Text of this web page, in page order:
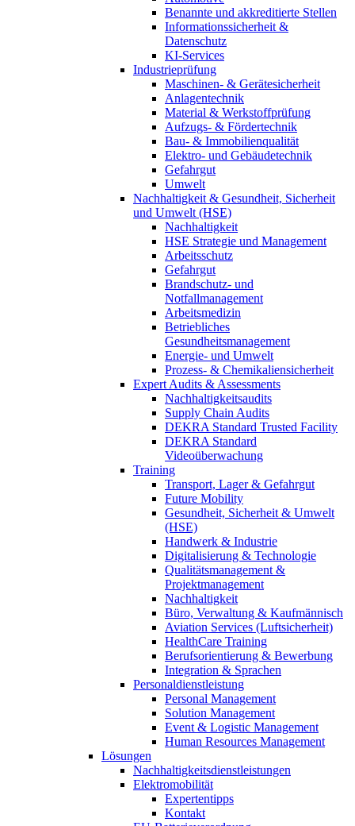
Benannte und akkreditierte Stellen
Informationssicherheit &
Datenschutz
KI-Services
Industrieprüfung
Maschinen- & Gerätesicherheit
Anlagentechnik
Material & Werkstoffprüfung
Aufzugs- & Fördertechnik
Bau- & Immobilienqualität
Elektro- und Gebäudetechnik
Gefahrgut
Umwelt
Nachhaltigkeit & Gesundheit, Sicherheit
und Umwelt (HSE)
Nachhaltigkeit
HSE Strategie und Management
Arbeitsschutz
Gefahrgut
Brandschutz- und
Notfallmanagement
Arbeitsmedizin
Betriebliches
Gesundheitsmanagement
Energie- und Umwelt
Prozess- & Chemikaliensicherheit
Expert Audits & Assessments
Nachhaltigkeitsaudits
Supply Chain Audits
DEKRA Standard Trusted Facility
DEKRA Standard
Videoüberwachung
Training
Transport, Lager & Gefahrgut
Future Mobility
Gesundheit, Sicherheit & Umwelt
(HSE)
Handwerk & Industrie
Digitalisierung & Technologie
Qualitätsmanagement &
Projektmanagement
Nachhaltigkeit
Büro, Verwaltung & Kaufmännisch
Aviation Services (Luftsicherheit)
HealthCare Training
Berufsorientierung & Bewerbung
Integration & Sprachen
Personaldienstleistung
Personal Management
Solution Management
Event & Logistic Management
Human Resources Management
Lösungen
Nachhaltigkeitsdienstleistungen
Elektromobilität
Expertentipps
Kontakt